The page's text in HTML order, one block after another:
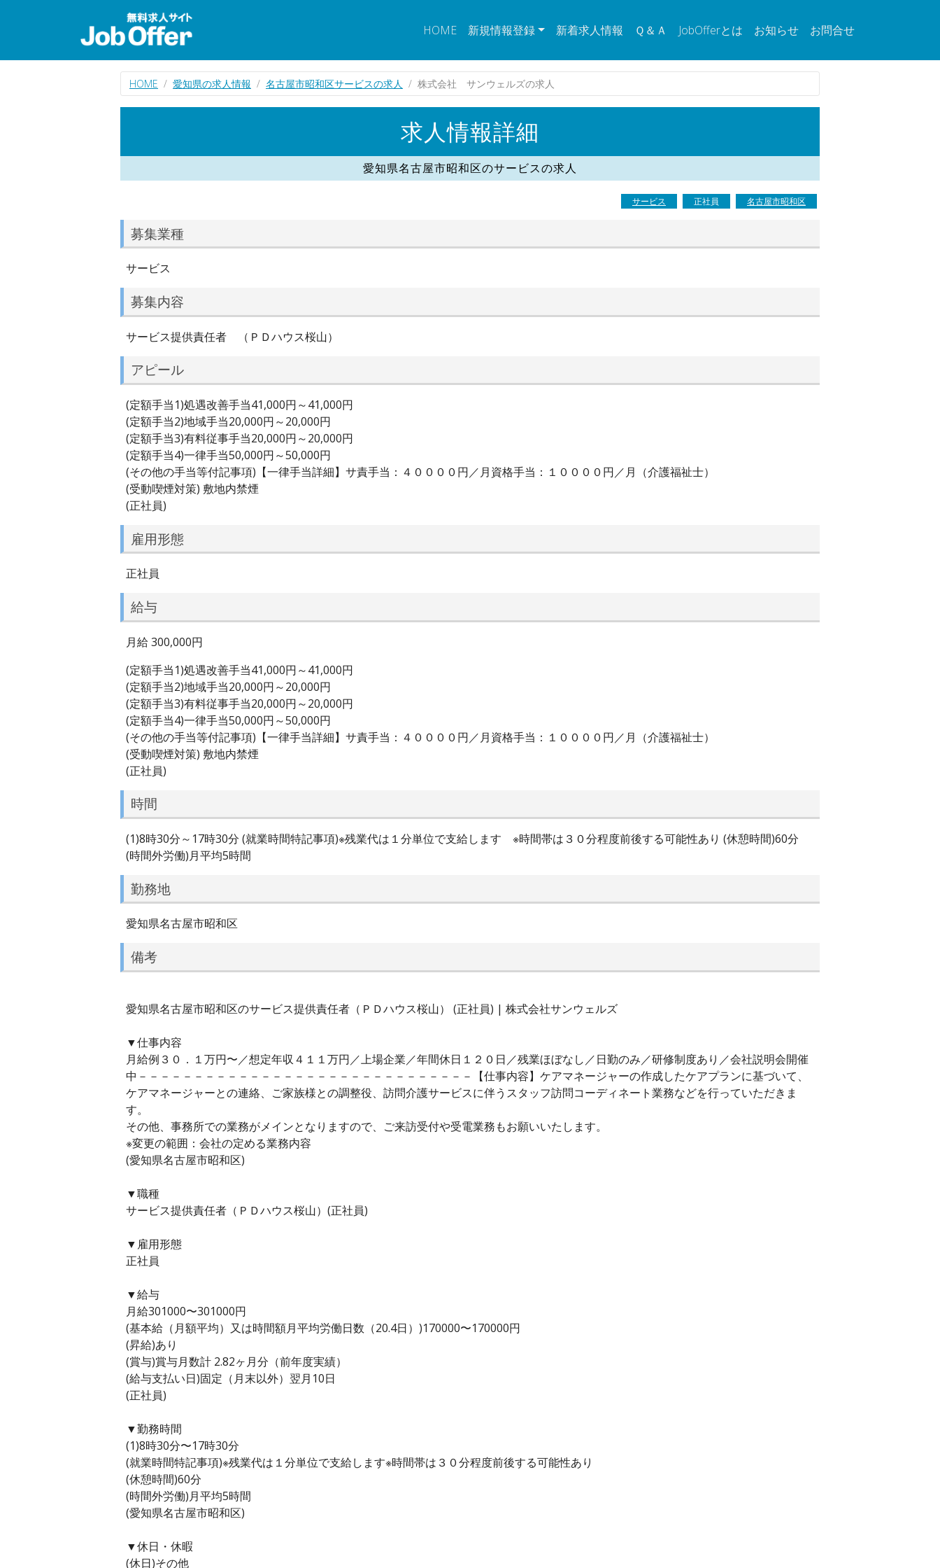
HOME 新規情報登録 新着求人情報 Ｑ＆Ａ JobOfferとは お知らせ お問合せ
HOME 愛知県の求人情報 名古屋市昭和区サービスの求人 株式会社 サンウェルズの求人
求人情報詳細
愛知県名古屋市昭和区のサービスの求人
サービス 正社員 名古屋市昭和区
募集業種
サービス
募集内容
サービス提供責任者 （ＰＤハウス桜山）
アピール
(定額手当1)処遇改善手当41,000円～41,000円
(定額手当2)地域手当20,000円～20,000円
(定額手当3)有料従事手当20,000円～20,000円
(定額手当4)一律手当50,000円～50,000円
(その他の手当等付記事項)【一律手当詳細】サ責手当：４００００円／月資格手当：１００００円／月（介護福祉士）
(受動喫煙対策) 敷地内禁煙
(正社員)
雇用形態
正社員
給与
月給 300,000円
(定額手当1)処遇改善手当41,000円～41,000円
(定額手当2)地域手当20,000円～20,000円
(定額手当3)有料従事手当20,000円～20,000円
(定額手当4)一律手当50,000円～50,000円
(その他の手当等付記事項)【一律手当詳細】サ責手当：４００００円／月資格手当：１００００円／月（介護福祉士）
(受動喫煙対策) 敷地内禁煙
(正社員)
時間
(1)8時30分～17時30分 (就業時間特記事項)※残業代は１分単位で支給します ※時間帯は３０分程度前後する可能性あり (休憩時間)60分
(時間外労働)月平均5時間
勤務地
愛知県名古屋市昭和区
備考
愛知県名古屋市昭和区のサービス提供責任者（ＰＤハウス桜山） (正社員) | 株式会社サンウェルズ
▼仕事内容
月給例３０．１万円〜／想定年収４１１万円／上場企業／年間休日１２０日／残業ほぼなし／日勤のみ／研修制度あり／会社説明会開催
中－－－－－－－－－－－－－－－－－－－－－－－－－－－－－－【仕事内容】ケアマネージャーの作成したケアプランに基づいて、
ケアマネージャーとの連絡、ご家族様との調整役、訪問介護サービスに伴うスタッフ訪問コーディネート業務などを行っていただきま
す。
その他、事務所での業務がメインとなりますので、ご来訪受付や受電業務もお願いいたします。
※変更の範囲：会社の定める業務内容
(愛知県名古屋市昭和区)
▼職種
サービス提供責任者（ＰＤハウス桜山）(正社員)
▼雇用形態
正社員
▼給与
月給301000〜301000円
(基本給（月額平均）又は時間額月平均労働日数（20.4日）)170000〜170000円
(昇給)あり
(賞与)賞与月数計 2.82ヶ月分（前年度実績）
(給与支払い日)固定（月末以外）翌月10日
(正社員)
▼勤務時間
(1)8時30分〜17時30分
(就業時間特記事項)※残業代は１分単位で支給します※時間帯は３０分程度前後する可能性あり
(休憩時間)60分
(時間外労働)月平均5時間
(愛知県名古屋市昭和区)
▼休日・休暇
(休日)その他